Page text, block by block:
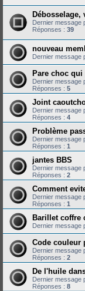
Dernier message
Réponses : 39
nouveau
Dernier message
Pare choc
Dernier message
Réponses : 5
Joint
Dernier message
Réponses : 4
Problème
Dernier message
Réponses : 1
jantes BBS
Dernier message
Réponses : 2
Comment
Dernier message
Réponses : 1
Barillet coffre
Dernier message
Code couleur
Dernier message
Réponses : 2
De l'huile
Dernier message
Réponses : 8